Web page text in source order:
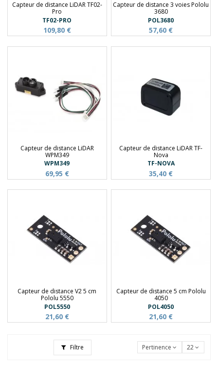
Capteur de distance LiDAR TF02-
Pro
TF02-PRO
109,80 €
Capteur de distance 3 voies Pololu
3680
POL3680
57,60 €
Capteur de distance LiDAR
WPM349
WPM349
69,95 €
Capteur de distance LiDAR TF-
Nova
TF-NOVA
35,40 €
Capteur de distance V2 5 cm
Pololu 5550
POL5550
21,60 €
Capteur de distance 5 cm Pololu
4050
POL4050
21,60 €
Filtre Pertinence 22